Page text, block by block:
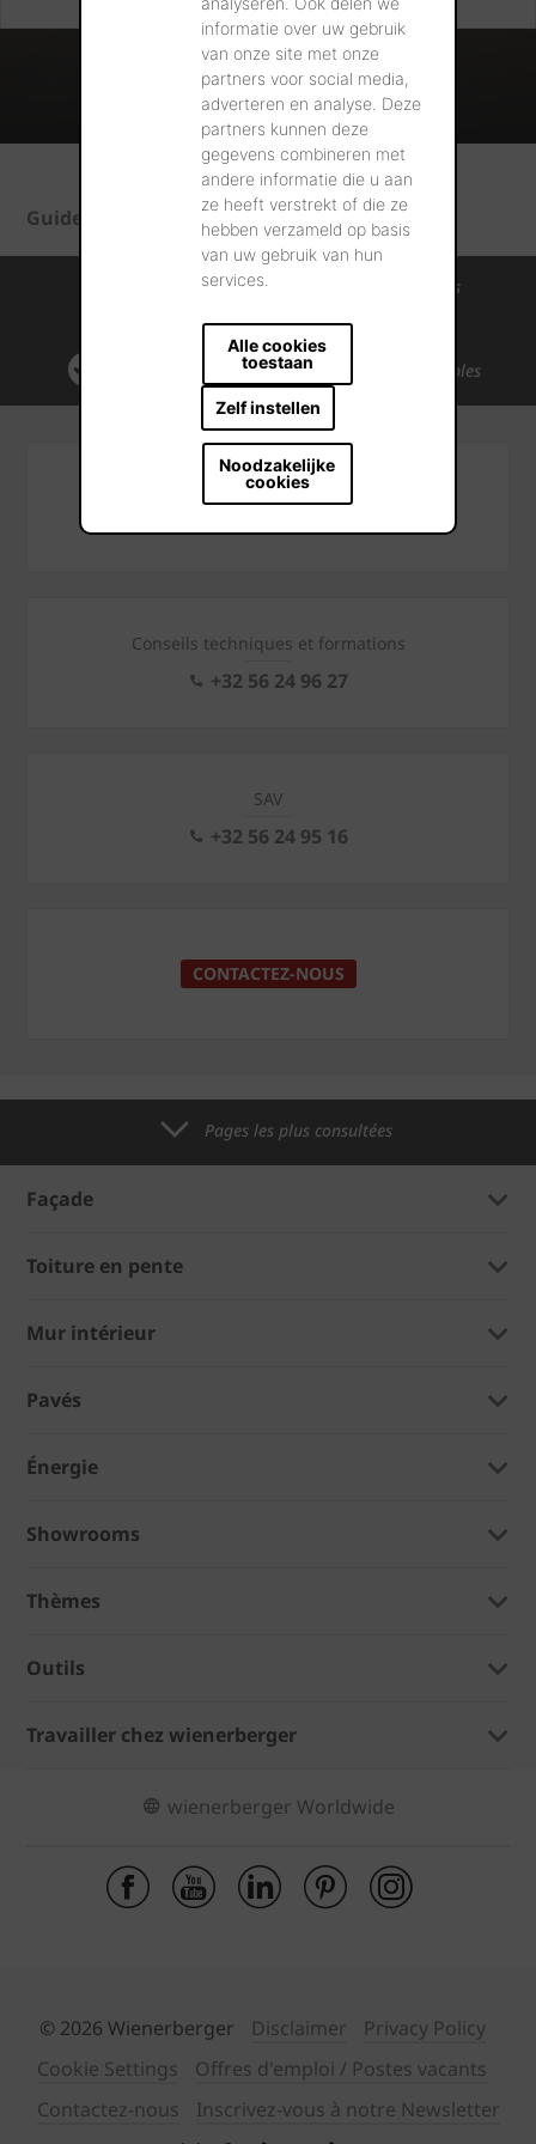
informatie over uw gebruik
van onze site met onze
partners voor social media,
adverteren en analyse. Deze
partners kunnen deze
gegevens combineren met
andere informatie die u aan
ze heeft verstrekt of die ze
hebben verzameld op basis
van uw gebruik van hun
services.
Alle cookies
toestaan
Zelf instellen
Noodzakelijke
cookies
Guide de Construction et de Rénovation
Connaissance et expérience internationales
Service après-vente professionnel
Solutions de matériaux de construction durables
Contact général
Conseils techniques et formations
+32 56 24 96 27
SAV
+32 56 24 95 16
CONTACTEZ-NOUS
Pages les plus consultées
Façade
Toiture en pente
Mur intérieur
Pavés
Énergie
Showrooms
Thèmes
Outils
Travailler chez wienerberger
wienerberger Worldwide
© 2026 Wienerberger Disclaimer
Privacy Policy
Cookie Settings
Offres d'emploi / Postes vacants
Contactez-nous
Inscrivez-vous à notre Newsletter